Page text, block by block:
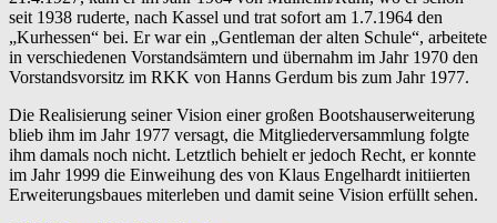
seit 1938 ruderte, nach Kassel und trat sofort am 1.7.1964 den
„Kurhessen“ bei. Er war ein „Gentleman der alten Schule“, arbeitete
in verschiedenen Vorstandsämtern und übernahm im Jahr 1970 den
Vorstandsvorsitz im RKK von Hanns Gerdum bis zum Jahr 1977.
Die Realisierung seiner Vision einer großen Bootshauserweiterung
blieb ihm im Jahr 1977 versagt, die Mitgliederversammlung folgte
ihm damals noch nicht. Letztlich behielt er jedoch Recht, er konnte
im Jahr 1999 die Einweihung des von Klaus Engelhardt initiierten
Erweiterungsbaues miterleben und damit seine Vision erfüllt sehen.